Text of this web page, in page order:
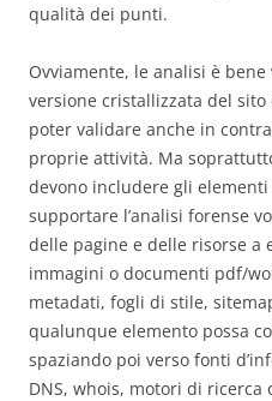
qualità dei punti.
Ovviamente, le analisi è
versione cristallizzata del
poter validare anche in
proprie attività. Ma
devono includere gli
supportare l’analisi forense
delle pagine e delle risorse a
immagini o documenti pdf/
metadati, fogli di stile,
qualunque elemento possa
spaziando poi verso fonti
DNS, whois, motori di ricerca